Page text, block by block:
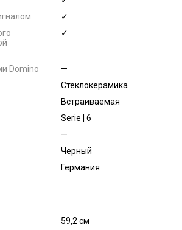
✓
✓
Domino
—
Стеклокерамика
Встраиваемая
Serie | 6
—
Черный
Германия
59,2 см